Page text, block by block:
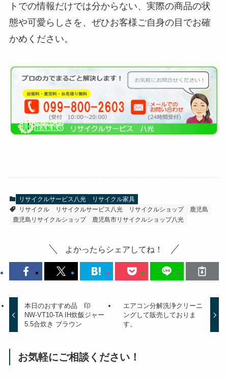
トでの情報だけでは分からない、実際の商品の状
態や可愛らしさを、ぜひお客様ご自身の目でお確
かめください。
リサイクルサービス八光
リサイクル家具
リサイクル
リサイクルサービス八光 リサイクルショップ
鹿児島
鹿児島リサイクルショップ
鹿児島市リサイクルショップ八光
よかったらシェアしてね！
本日のおすすめ品 印
NW-VT10-TA IH炊飯ジャー
5.5合炊き ブラウン
エアコン分解洗浄クリーニ
ングして販売しておりま
す。
お気軽にご相談ください！